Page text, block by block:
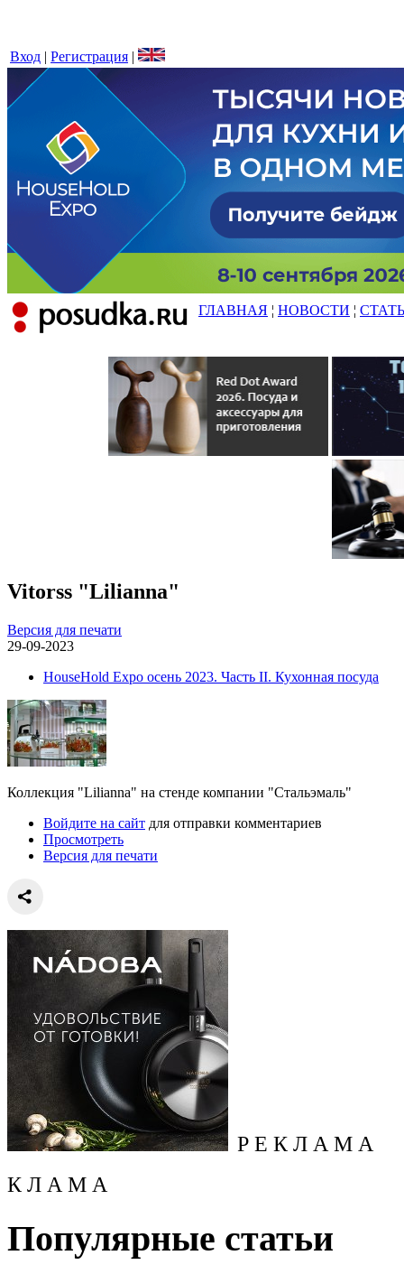
Вход | Регистрация |
ГЛАВНАЯ ¦ НОВОСТИ ¦
Vitorss "Lilianna"
Версия для печати
29-09-2023
HouseHold Expo осень 2023. Часть II. Кухонная посуда
Коллекция "Lilianna" на стенде компании "Стальэмаль"
Войдите на сайт для отправки комментариев
Просмотреть
Версия для печати
Р Е К Л А М А
К Л А М А
Популярные статьи